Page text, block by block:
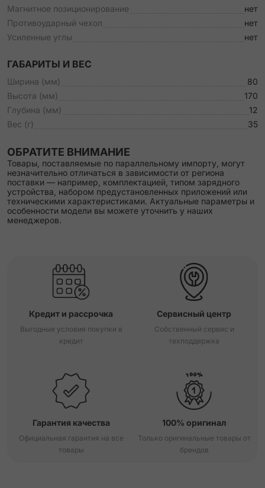
Магнитное позиционирование
нет
Противоударный чехол
нет
Усиленные углы
нет
ГАБАРИТЫ И ВЕС
Ширина (мм)
80
Высота (мм)
170
Глубина (мм)
12
Вес (г)
35
ОБРАТИТЕ ВНИМАНИЕ
Товары, поставляемые по параллельному импорту, могут
незначительно отличаться в зависимости от региона
поставки — например, комплектацией, типом зарядного
устройства, набором предустановленных приложений или
техническими характеристиками. Актуальные параметры и
особенности модели вы можете уточнить у наших
менеджеров.
Кредит и рассрочка
Выгодные условия покупки в
кредит
Сервисный центр
Собственный сервис и
техподдержка
Гарантия качества
Официальная гарантия на все
товары
100% оригинал
Только оригинальные товары от
брендов